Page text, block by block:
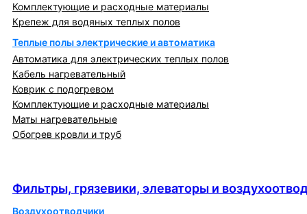
Комплектующие и расходные материалы
Крепеж для водяных теплых полов
Теплые полы электрические и автоматика
Автоматика для электрических теплых полов
Кабель нагревательный
Коврик с подогревом
Комплектующие и расходные материалы
Маты нагревательные
Обогрев кровли и труб
Фильтры, грязевики, элеваторы и
Воздухоотводчики